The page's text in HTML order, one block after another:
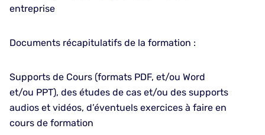
entreprise
Documents récapitulatifs de la formation :
Supports de Cours (formats PDF, et/ou Word
et/ou PPT), des études de cas et/ou des supports
audios et vidéos, d’éventuels exercices à faire en
cours de formation